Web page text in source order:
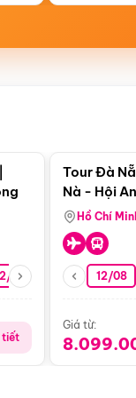
08 26/08 05/09
tiết
Tour Đà
Nà - Hội
Động
Hồ Chí
12/08
Giá từ: